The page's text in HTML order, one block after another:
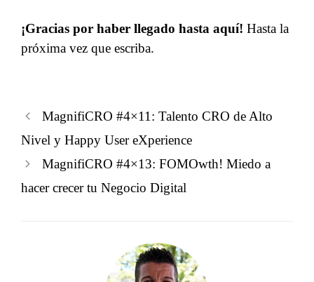
¡Gracias por haber llegado hasta aquí! Hasta la
próxima vez que escriba.
MagnifiCRO #4×11: Talento CRO de Alto
Nivel y Happy User eXperience
MagnifiCRO #4×13: FOMOwth! Miedo a
hacer crecer tu Negocio Digital